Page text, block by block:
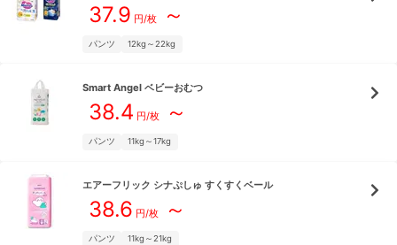
37.9 円/枚～
パンツ 12kg～22kg
Smart Angel ベビーおむつ
38.4 円/枚～
パンツ 11kg～17kg
エアーフリック シナぷしゅ すくすくベール
38.6 円/枚～
パンツ 11kg～21kg